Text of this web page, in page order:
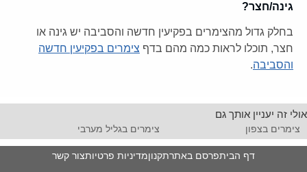
גינה/חצר?
בחלק גדול מהצימרים בפקיעין חדשה והסביבה יש גינה או
חצר, תוכלו לראות כמה מהם בדף צימרים בפקיעין חדשה
והסביבה.
אולי זה יעניין אותך גם
צימרים בצפון צימרים בגליל מערבי
דף הביתפרסם באתרתקנוןמדיניות פרטיותצור קשר